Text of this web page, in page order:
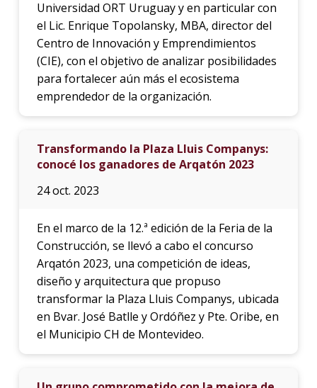
Universidad ORT Uruguay y en particular con
el Lic. Enrique Topolansky, MBA, director del
Centro de Innovación y Emprendimientos
(CIE), con el objetivo de analizar posibilidades
para fortalecer aún más el ecosistema
emprendedor de la organización.
Transformando la Plaza Lluis Companys:
conocé los ganadores de Arqatón 2023
24 oct. 2023
En el marco de la 12.ª edición de la Feria de la
Construcción, se llevó a cabo el concurso
Arqatón 2023, una competición de ideas,
diseño y arquitectura que propuso
transformar la Plaza Lluis Companys, ubicada
en Bvar. José Batlle y Ordóñez y Pte. Oribe, en
el Municipio CH de Montevideo.